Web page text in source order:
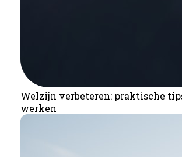
Welzijn verbeteren: praktische
werken